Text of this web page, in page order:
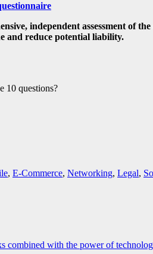
independent assessment of
and reduce potential liability.
10 questions?
, E-Commerce, Networking, Legal,
with the power of